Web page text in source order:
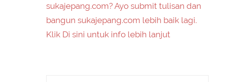
sukajepang.com? Ayo submit tulisan dan
bangun sukajepang.com lebih baik lagi.
Klik Di sini untuk info lebih lanjut